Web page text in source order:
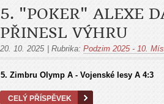
5. "POKER" ALEXE
PŘINESL VÝHRU
20. 10. 2025 Rubrika: Podzim 2025 - 10.
5. Zimbru Olymp A - Vojenské lesy A 4:3
CELÝ PŘÍSPĚVEK